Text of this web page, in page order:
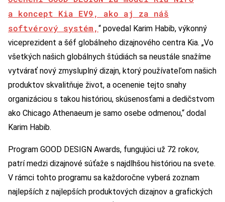
a koncept Kia EV9, ako aj za náš
softvérový systém, “ povedal Karim Habib, výkonný
viceprezident a šéf globálneho dizajnového centra Kia. „Vo
všetkých našich globálnych štúdiách sa neustále snažíme
vytvárať nový zmysluplný dizajn, ktorý používateľom našich
produktov skvalitňuje život, a ocenenie tejto snahy
organizáciou s takou históriou, skúsenosťami a dedičstvom
ako Chicago Athenaeum je samo osebe odmenou,“ dodal
Karim Habib.
Program GOOD DESIGN Awards, fungujúci už 72 rokov,
patrí medzi dizajnové súťaže s najdlhšou históriou na svete.
V rámci tohto programu sa každoročne vyberá zoznam
najlepších z najlepších produktových dizajnov a grafických